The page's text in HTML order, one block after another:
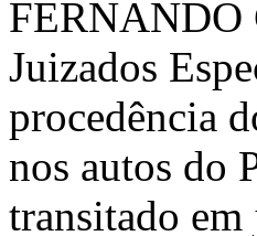
FERNANDO
Juizados
procedência
nos autos do
transitado em